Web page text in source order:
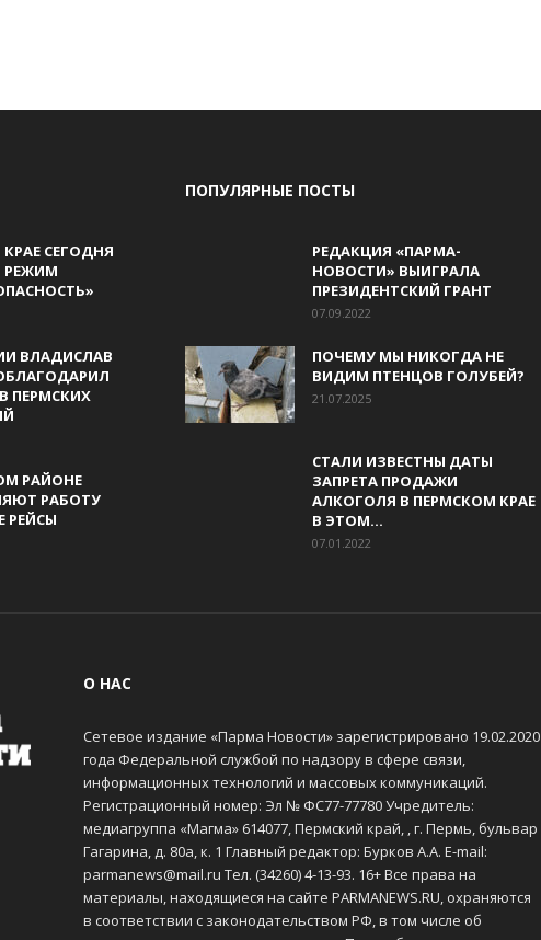
СЕГОДНЯ
РЕЖИМ
ВЛАДИСЛАВ
ПЕРМСКИХ
РАЙОНЕ
РАБОТУ
РЕЙСЫ
ПОПУЛЯРНЫЕ ПОСТЫ
РЕДАКЦИЯ «ПАРМА-
НОВОСТИ» ВЫИГРАЛА
ПРЕЗИДЕНТСКИЙ ГРАНТ
07.09.2022
ПОЧЕМУ МЫ НИКОГДА НЕ
ВИДИМ ПТЕНЦОВ ГОЛУБЕЙ?
21.07.2025
СТАЛИ ИЗВЕСТНЫ ДАТЫ
ЗАПРЕТА ПРОДАЖИ
АЛКОГОЛЯ В ПЕРМСКОМ КРАЕ
В ЭТОМ...
07.01.2022
О НАС
Сетевое издание «Парма Новости» зарегистрировано 19.02.2020
года Федеральной службой по надзору в сфере связи,
информационных технологий и массовых коммуникаций.
Регистрационный номер: Эл № ФС77-77780 Учредитель:
медиагруппа «Магма» 614077, Пермский край, , г. Пермь, бульвар
Гагарина, д. 80а, к. 1 Главный редактор: Бурков А.А. E-mail:
parmanews@mail.ru Тел. (34260) 4-13-93. 16+ Все права на
материалы, находящиеся на сайте PARMANEWS.RU, охраняются
в соответствии с законодательством РФ, в том числе об